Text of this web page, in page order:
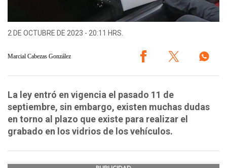
2 DE OCTUBRE DE 2023 - 20:11 HRS.
Marcial Cabezas González
La ley entró en vigencia el pasado 11 de
septiembre, sin embargo, existen muchas dudas
en torno al plazo que existe para realizar el
grabado en los vidrios de los vehículos.